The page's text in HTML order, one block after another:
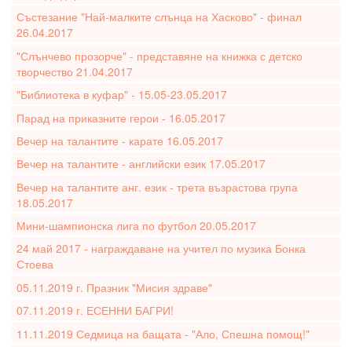
Състезание "Най-малките слънца на Хасково" - финал
26.04.2017
"Слънчево прозорче" - представяне на книжка с детско
творчество 21.04.2017
"Библиотека в куфар" - 15.05-23.05.2017
Парад на приказните герои - 16.05.2017
Вечер на талантите - карате 16.05.2017
Вечер на талантите - английски език 17.05.2017
Вечер на талантите анг. език - трета възрастова група
18.05.2017
Мини-шампионска лига по футбол 20.05.2017
24 май 2017 - награждаване на учител по музика Бонка
Стоева
05.11.2019 г. Празник "Мисия здраве"
07.11.2019 г. ЕСЕННИ БАГРИ!
11.11.2019 Седмица на бащата - "Ало, Спешна помощ!"